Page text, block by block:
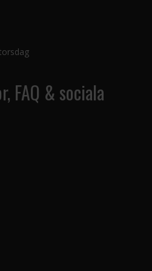
FAQ & sociala